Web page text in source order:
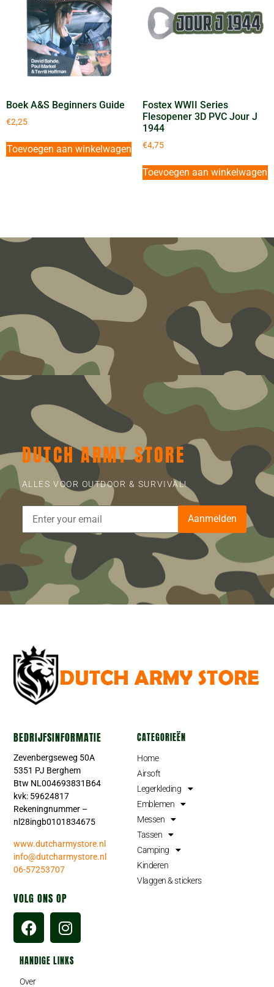
Boek A&S Beginners Guide
€2,25
Toevoegen aan winkelwagen
Fostex WWII Series
Flesopener 3D PVC Jour J
1944
€4,75
Toevoegen aan winkelwagen
DUTCH ARMY STORE
ALLES VOOR OUTDOOR & SURVIVAL!
Aanmelden
BEDRIJFSINFORMATIE
Zevenbergseweg 50A
5351 PJ Berghem
Btw NL004693831B64
kvk: 59624817
Rekeningnummer –
nl28ingb0101834675
www.dutcharmystore.nl
info@dutcharmystore.nl
06-57253707
VOLG ONS OP
CATEGORIEËN
Home
Airsoft
Legerkleding
Emblemen
Messen
Tassen
Camping
Kinderen
Vlaggen & stickers
HANDIGE LINKS
Over